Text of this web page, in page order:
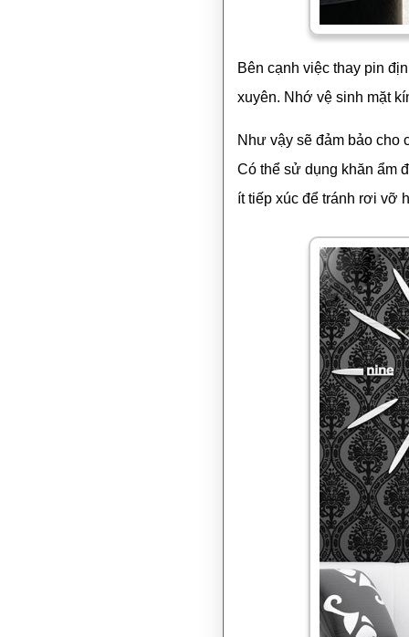
Bên cạnh việc thay pin
xuyên. Nhớ vệ sinh mặt
Như vậy sẽ đảm bảo cho
Có thể sử dụng khăn ẩm
ít tiếp xúc để tránh rơi vỡ